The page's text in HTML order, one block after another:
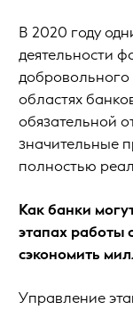
В 2020 году
деятельности
добровольного
областях
обязательной
значительные
полностью
Как банки
этапах работы
сэкономить
Управление